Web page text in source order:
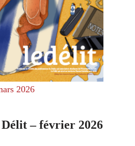
2026
– février 2026